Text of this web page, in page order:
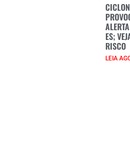
ES;
RISCO
LEIA